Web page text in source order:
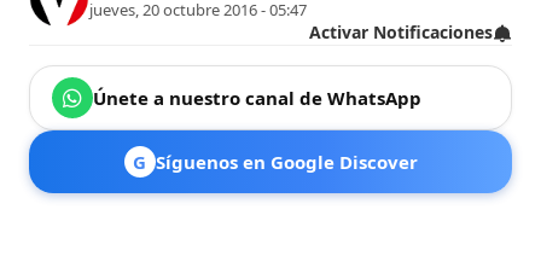
jueves, 20 octubre 2016 - 05:47
Activar Notificaciones
Únete a nuestro canal de WhatsApp
G Síguenos en Google Discover